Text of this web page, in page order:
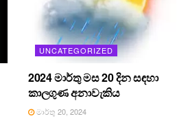
UNCATEGORIZED
2024 මාර්තු මස 20 දින සඳහා
කාලගුණ අනාවැකිය
මාර්තු 20, 2024